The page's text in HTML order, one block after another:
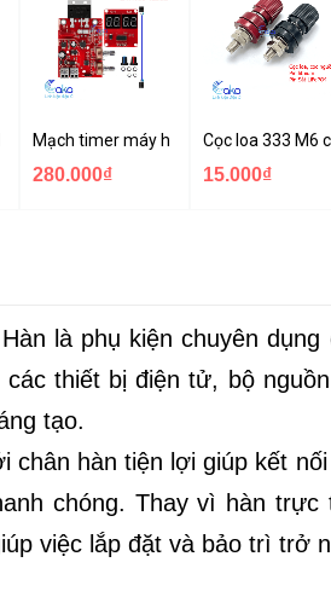
sạc pin Li-ion 3.7v
đựng được 21 cell pin 18650 kèm
Mạch timer máy hàn cell pin NY-D01
280.000₫
Cọc loa 333 M6
15.000₫
là phụ kiện chuyên
thiết bị điện tử, bộ
tạo.
chân hàn tiện lợi giúp kết
chóng. Thay vì hàn
việc lắp đặt và bảo trì trở